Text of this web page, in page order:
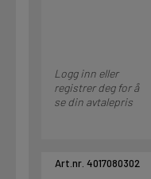
Logg inn eller
registrer deg for å
se din avtalepris
Art.nr. 4017080302